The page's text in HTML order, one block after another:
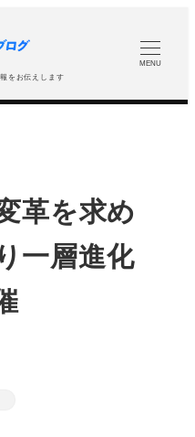
をお伝えします
MENU
革を求め
一層進化